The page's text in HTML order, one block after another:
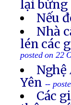
lại bừng
Nếu
Nhà
lén các
posted on 22
Nghệ
Yên --
Các